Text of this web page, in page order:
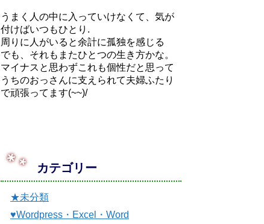
うまく人の中に入っていけなくて、気が
付けばいつもひとり.
周りに人がいると余計に孤独を感じる
でも、それもまたひとつの生き方かな。
マイナスと思わずこれも個性だと思って
うちのおっさんに支えられて夫婦ふたり
で頑張ってます(~~)/
カテゴリー
★未分類
♥Wordpress・Excel・Word